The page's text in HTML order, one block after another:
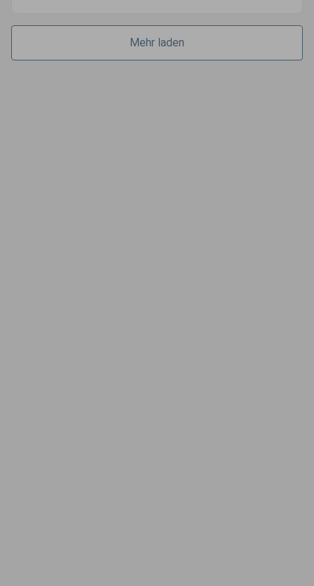
Mehr laden